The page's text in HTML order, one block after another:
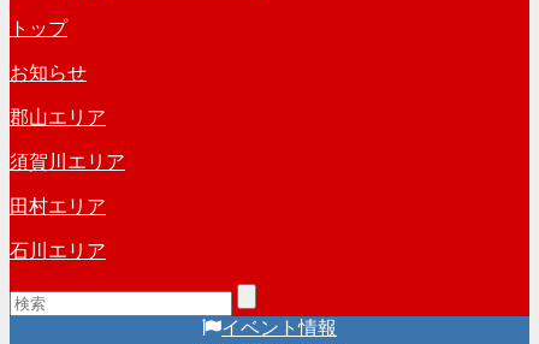
トップ
お知らせ
郡山エリア
須賀川エリア
田村エリア
石川エリア
イベント情報